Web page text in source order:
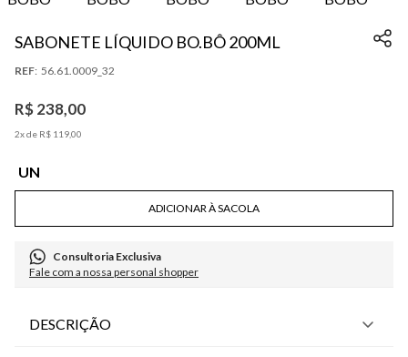
SABONETE LÍQUIDO BO.BÔ 200ML
: 56.61.0009_32
R$238,00
2x de R$ 11900
UN
ADICIONAR À SACOLA
Consultoria Exclusiva
Fale com a nossa personal shopper
DESCRIÇÃO